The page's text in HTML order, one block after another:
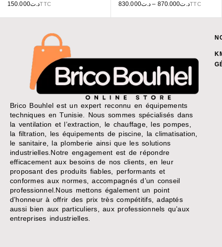
د.ت150.000 TTC د.ت830.000 – د.ت870.000 TTC
Brico Bouhlel est un expert reconnu en équipements
techniques en Tunisie. Nous sommes spécialisés dans
la ventilation et l’extraction, le chauffage, les pompes,
la filtration, les équipements de piscine, la climatisation,
le sanitaire, la plomberie ainsi que les solutions
industrielles.Notre engagement est de répondre
efficacement aux besoins de nos clients, en leur
proposant des produits fiables, performants et
conformes aux normes, accompagnés d’un conseil
professionnel.Nous mettons également un point
d’honneur à offrir des prix très compétitifs, adaptés
aussi bien aux particuliers, aux professionnels qu’aux
entreprises industrielles.